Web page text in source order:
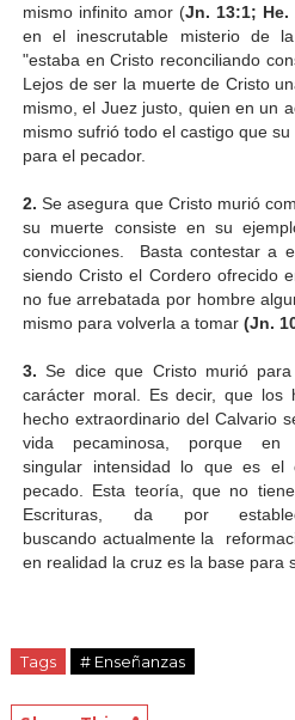
mismo infinito amor (Jn. 13:1; He.
en el inescrutable misterio de
"estaba en Cristo reconciliando
Lejos de ser la muerte de Cristo
mismo, el Juez justo, quien en un
mismo sufrió todo el castigo que
para el pecador.
2. Se asegura que Cristo murió
su muerte consiste en su
convicciones. Basta contestar a
siendo Cristo el Cordero ofrecido
no fue arrebatada por hombre
mismo para volverla a tomar (Jn.
3. Se dice que Cristo murió
carácter moral. Es decir, que los
hecho extraordinario del Calvario
vida pecaminosa, porque
singular intensidad lo que es el
pecado. Esta teoría, que no
Escrituras, da por
buscando actualmente la
en realidad la cruz es la base para
Tags # Enseñanzas